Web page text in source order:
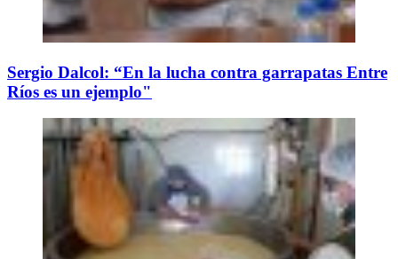
Sergio Dalcol: “En la lucha contra garrapatas Entre
Ríos es un ejemplo"